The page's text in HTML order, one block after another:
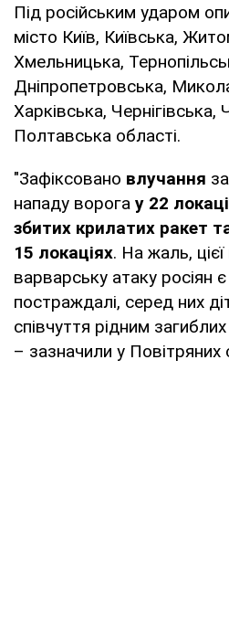
Під російським ударом
місто Київ, Київська,
Хмельницька,
Дніпропетровська,
Харківська,
Полтавська області.
"Зафіксовано влучання
нападу ворога у 22
збитих крилатих ракет
15 локаціях. На жаль, цієї
варварську атаку росіян є
постраждалі, серед них
співчуття рідним
– зазначили у Повітряних